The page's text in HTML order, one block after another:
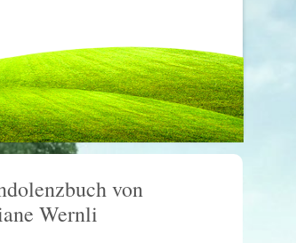
von
Wernli